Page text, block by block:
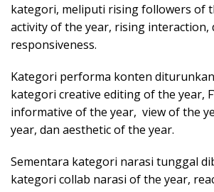
kategori, meliputi rising followers of
activity of the year, rising interaction,
responsiveness.
Kategori performa konten
kategori creative editing of the year,
informative of the year, view of the
year, dan aesthetic of the year.
Sementara kategori narasi tunggal
kategori collab narasi of the year,